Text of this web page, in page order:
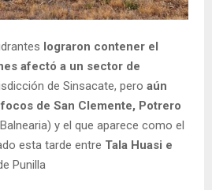
lograron contener el
afectó a un sector de
de Sinsacate, pero aún
de San Clemente, Potrero
y el que aparece como el
esta tarde entre Tala Huasi e
Punilla